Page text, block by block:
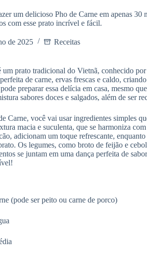
um delicioso Pho de Carne em apenas
com esse prato incrível e fácil.
de 2025 Receitas
um prato tradicional do Vietnã, conhecido
de carne, ervas frescas e caldo,
preparar essa delícia em casa, mesmo
sabores doces e salgados, além de ser
Carne, você vai usar ingredientes simples
macia e suculenta, que se harmoniza
adicionam um toque refrescante,
Os legumes, como broto de feijão e
se juntam em uma dança perfeita de
(pode ser peito ou carne de porco)